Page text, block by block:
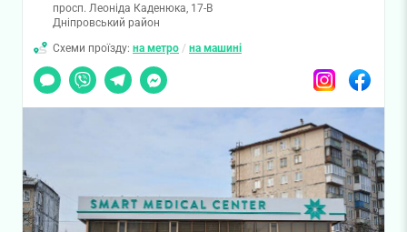
просп. Леоніда Каденюка, 17-В
Дніпровський район
Схеми проїзду: на метро / на машині
Чат
Viber TelegramMessenger InstagramFacebook